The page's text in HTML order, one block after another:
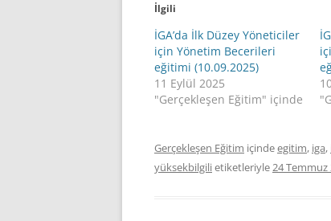
İlgili
İGA’da İlk Düzey Yöneticiler
için Yönetim Becerileri
eğitimi (10.09.2025)
11 Eylül 2025
"Gerçekleşen Eğitim" içinde
Gerçekleşen Eğitim içindeegitim, iga,
yüksekbilgilietiketleriyle24 Temmuz